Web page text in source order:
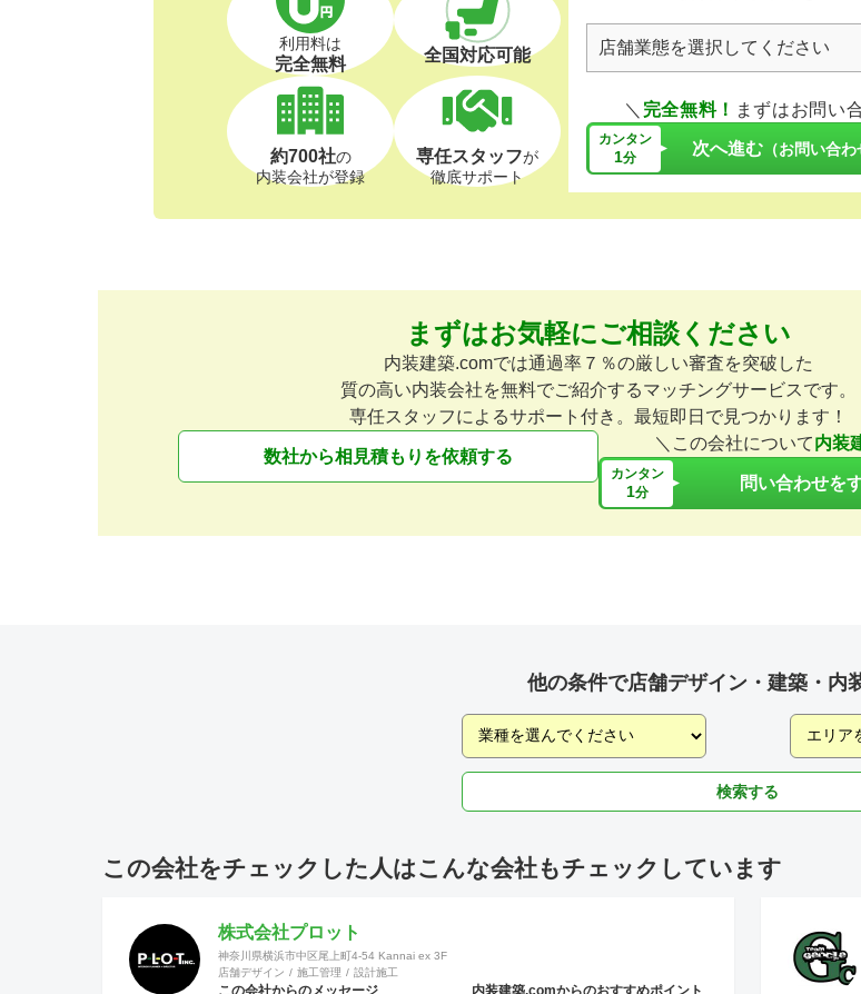
利用料は
完全無料 全国対応可能
約700社の
内装会社が登録
専任スタッフが
徹底サポート
＼ 完全無料！ まずはお問い
カンタン
1分 次へ進む （お問い合わ
まずはお気軽にご相談ください
内装建築.comでは通過率７％の厳しい審査を突破した
質の高い内装会社を無料でご紹介するマッチングサービスです。
専任スタッフによるサポート付き。最短即日で見つかります！
数社から相見積もりを依頼する
＼この会社について内装
カンタン
1分 問い合わせを
他の条件で店舗デザイン・建築・内
検索する
この会社をチェックした人はこんな会社もチェックしています
株式会社プロット
神奈川県横浜市中区尾上町4-54 Kannai ex 3F
店舗デザイン
施工管理 設計施工
この会社からのメッセージ
内装建築.comからのおすすめポイント